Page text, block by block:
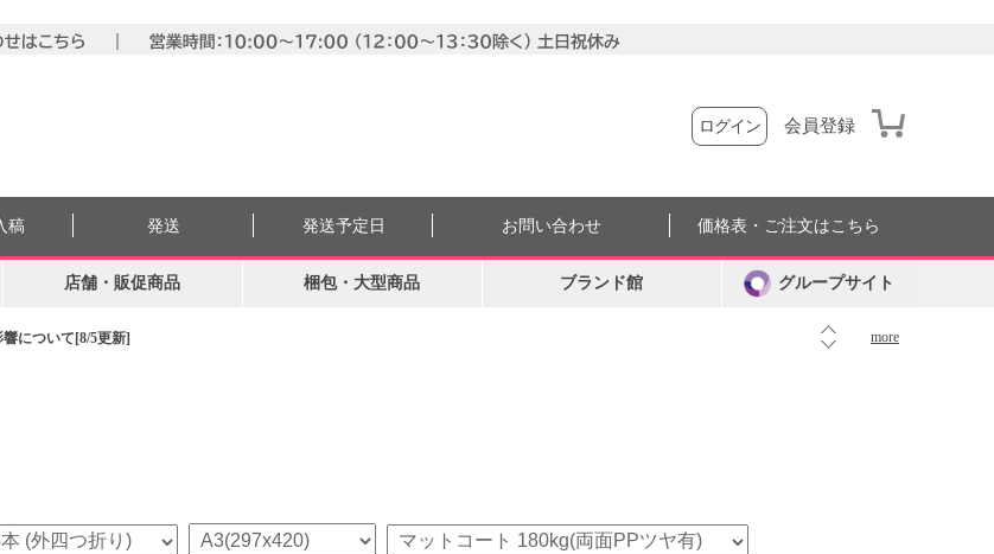
ログイン 会員登録
について[8/5更新] more
稿 発送 発送予定日 お問い合わせ 価格表・ご注文はこちら
店舗・販促商品 梱包・大型商品 ブランド館 グループサイト